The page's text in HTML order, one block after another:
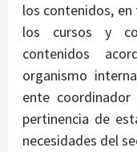
los contenidos,
los cursos y
contenidos
organismo
ente
pertinencia de
necesidades del